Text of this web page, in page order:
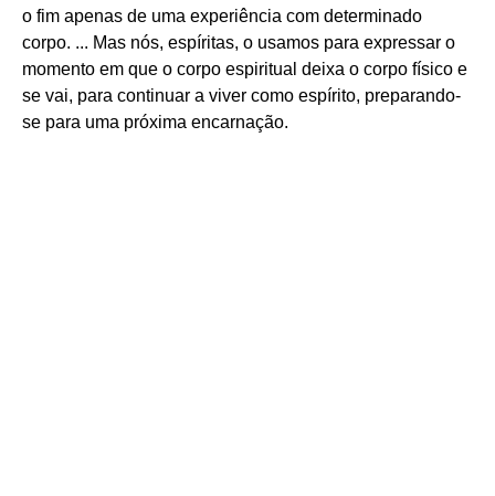
o fim apenas de uma experiência com determinado
corpo. ... Mas nós, espíritas, o usamos para expressar o
momento em que o corpo espiritual deixa o corpo físico e
se vai, para continuar a viver como espírito, preparando-
se para uma próxima encarnação.